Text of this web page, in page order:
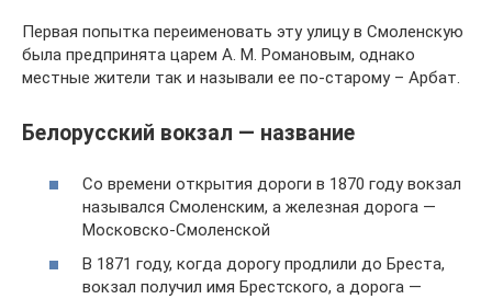
Первая попытка переименовать эту улицу в Смоленскую
была предпринята царем А. М. Романовым, однако
местные жители так и называли ее по-старому – Арбат.
Белорусский вокзал — название
Со времени открытия дороги в 1870 году вокзал
назывался Смоленским, а железная дорога —
Московско-Смоленской
В 1871 году, когда дорогу продлили до Бреста,
вокзал получил имя Брестского, а дорога —